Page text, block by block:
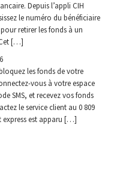
Depuis l’appli CIH
le numéro du bénéficiaire
retirer les fonds à un
[…]
les fonds de votre
vous à votre espace
SMS, et recevez vos fonds
le service client au 0 809
express est apparu […]